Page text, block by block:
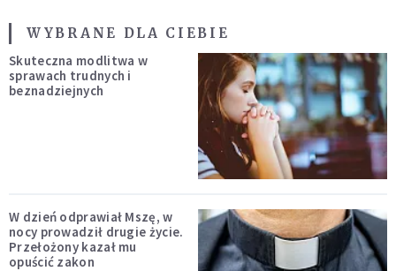
WYBRANE DLA CIEBIE
Skuteczna modlitwa w
sprawach trudnych i
beznadziejnych
W dzień odprawiał Mszę, w
nocy prowadził drugie życie.
Przełożony kazał mu
opuścić zakon